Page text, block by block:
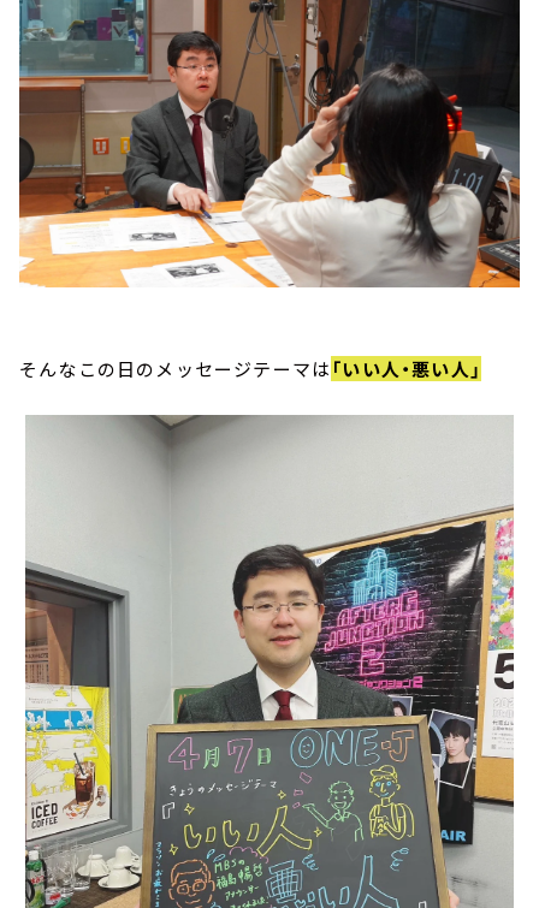
そんなこの日のメッセージテーマは 「いい人・悪い人」